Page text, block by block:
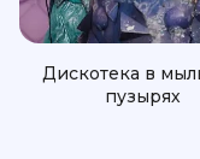
Дискотека в
пузырях